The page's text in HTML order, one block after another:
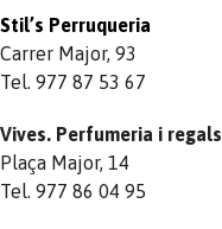
Stil’s Perruqueria
Carrer Major, 93
Tel. 977 87 53 67
Vives. Perfumeria i regals
Plaça Major, 14
Tel. 977 86 04 95